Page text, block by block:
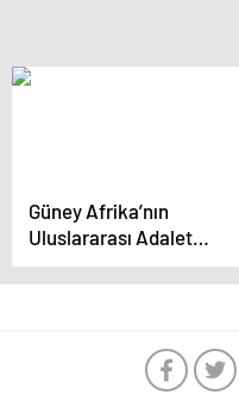
Güney Afrika’nın
Uluslararası Adalet
Divanı’na İsrail
başvurusu ne anlama